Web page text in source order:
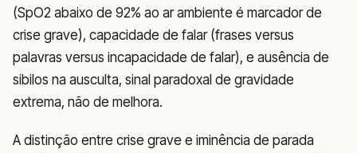
(SpO2 abaixo de 92% ao ar ambiente é marcador de
crise grave), capacidade de falar (frases versus
palavras versus incapacidade de falar), e ausência de
sibilos na ausculta, sinal paradoxal de gravidade
extrema, não de melhora.
A distinção entre crise grave e iminência de parada